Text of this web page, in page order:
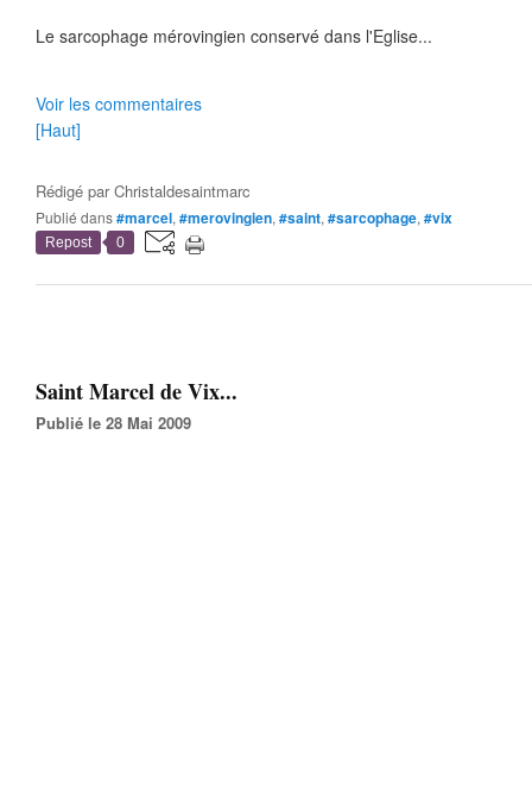
Le sarcophage mérovingien conservé dans l'Eglise...
Voir les commentaires
[Haut]
Rédigé parChristaldesaintmarc
Publié dans#marcel, #merovingien, #saint, #sarcophage, #vix
Repost 0
Saint Marcel de Vix...
Publié le 28 Mai 2009